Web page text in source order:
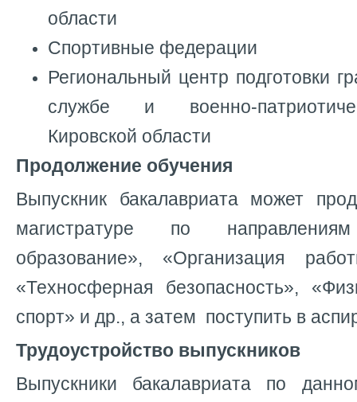
области
Спортивные федерации
Региональный центр подготовки
службе и военно-
Кировской области
Продолжение обучения
Выпускник бакалавриата может
магистратуре по направлениям
образование», «Организация
«Техносферная безопасность»,
спорт» и др., а затем поступить в
Трудоустройство выпускников
Выпускники бакалавриата по